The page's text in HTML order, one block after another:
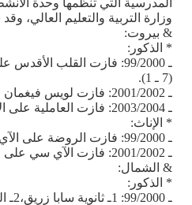
المدرسية التي تنظمها وحدة
وزارة التربية والتعليم العالي،
& بيروت:
* الذكور:
ـ 99/2000: فازت القلب
(7 ـ 1).
ـ 2001/2002: فازت لويس فيغمان على القلب الأقدس (8 ـ 2).
ـ 2003/2004: فازت العاملية على الادفنتست (5 ـ 4).
* الإناث:
ـ 99/2000: فازت الروضة على الآي سي (6 ـ 2).
ـ 2001/2002: فازت الآي سي على ابتهاج قدورة (6 ـ صفر).
& الشمال:
* الذكور:
ـ 99/2000: 1ـ ثانوية سابا زريق،2ـ الوطنية الارذوكسية عكار.